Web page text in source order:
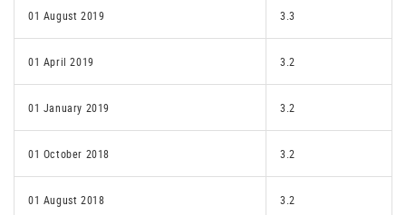
01 August 2019 3.3
01 April 2019 3.2
01 January 2019 3.2
01 October 2018 3.2
01 August 2018 3.2